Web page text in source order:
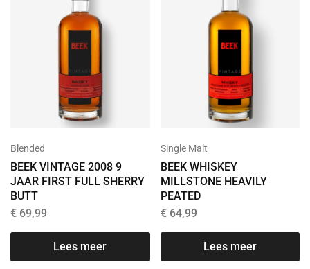
Blended
BEEK VINTAGE 2008 9
JAAR FIRST FULL SHERRY
BUTT
€ 69,99
Lees meer
Single Malt
BEEK WHISKEY
MILLSTONE HEAVILY
PEATED
€64,99
Lees meer